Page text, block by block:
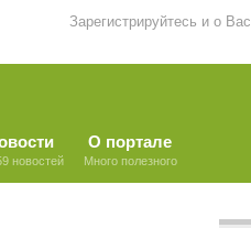
Зарегистрируйтесь и о
новостей
О портале
Много полезного